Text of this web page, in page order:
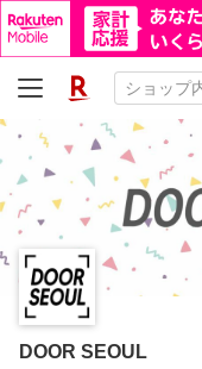
DOOR SEOUL